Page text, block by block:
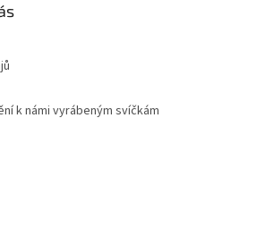
k námi vyrábeným svíčkám